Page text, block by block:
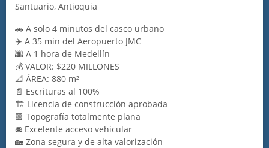
Santuario, Antioquia
🚗 A solo 4 minutos del casco urbano
✈️ A 35 min del Aeropuerto JMC
🌆 A 1 hora de Medellín
💰 VALOR: $220 MILLONES
📐 ÁREA: 880 m²
📄 Escrituras al 100%
🏗️ Licencia de construcción aprobada
🟩 Topografía totalmente plana
🚘 Excelente acceso vehicular
🏡 Zona segura y de alta valorización